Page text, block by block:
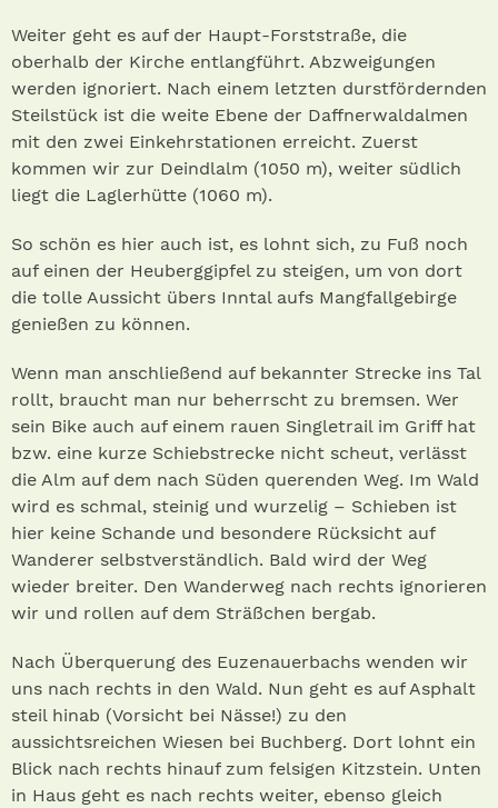
Weiter geht es auf der Haupt-Forststraße, die
oberhalb der Kirche entlangführt. Abzweigungen
werden ignoriert. Nach einem letzten durstfördernden
Steilstück ist die weite Ebene der Daffnerwaldalmen
mit den zwei Einkehrstationen erreicht. Zuerst
kommen wir zur Deindlalm (1050 m), weiter südlich
liegt die Laglerhütte (1060 m).
So schön es hier auch ist, es lohnt sich, zu Fuß noch
auf einen der Heuberggipfel zu steigen, um von dort
die tolle Aussicht übers Inntal aufs Mangfallgebirge
genießen zu können.
Wenn man anschließend auf bekannter Strecke ins Tal
rollt, braucht man nur beherrscht zu bremsen. Wer
sein Bike auch auf einem rauen Singletrail im Griff hat
bzw. eine kurze Schiebstrecke nicht scheut, verlässt
die Alm auf dem nach Süden querenden Weg. Im Wald
wird es schmal, steinig und wurzelig – Schieben ist
hier keine Schande und besondere Rücksicht auf
Wanderer selbstverständlich. Bald wird der Weg
wieder breiter. Den Wanderweg nach rechts ignorieren
wir und rollen auf dem Sträßchen bergab.
Nach Überquerung des Euzenauerbachs wenden wir
uns nach rechts in den Wald. Nun geht es auf Asphalt
steil hinab (Vorsicht bei Nässe!) zu den
aussichtsreichen Wiesen bei Buchberg. Dort lohnt ein
Blick nach rechts hinauf zum felsigen Kitzstein. Unten
in Haus geht es nach rechts weiter, ebenso gleich